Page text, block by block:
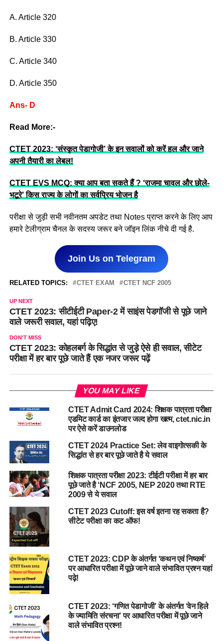
A. Article 320
B. Article 330
C. Article 340
D. Article 350
Ans- D
Read More:-
CTET 2023: ‘संस्कृत पेडागोजी’ के इन सवालों को करें हल और जाने
अपनी तैयारी का लेबल!
CTET EVS MCQ: क्या आप बता सकते हैं ? ‘राजमा चावल और छोले-
भटूरे’ किस राज्य के लोगों का सर्वप्रिय भोजन है
परीक्षा से जुड़ी सभी नवीनतम अपडेट तथा Notes प्राप्त करने के लिए आप
हमारे टेलीग्राम चैनल के सदस्य जरूर बने जॉइन लिंक नीचे दी गई है.
Join Us on Telegram
RELATED TOPICS: CTET EXAM CTET NCF 2005
UP NEXT
CTET 2023: सीटीईटी Paper-2 में साइंस पेडगॉजी से पूछे जाने
वाले जरूरी सवाल, यहां पढ़िए!
DON'T MISS
CTET 2023: कोहलबर्ग के सिद्धांत से जुड़े ऐसे ही सवाल, सीटेट
परीक्षा में हर बार पूछे जाते हैं एक नजर जरूर पढ़ें
YOU MAY LIKE
CTET Admit Card 2024: शिक्षक पात्रता परीक्षा
एडमिट कार्ड का इंतजार जल्द होगा खत्म, ctet.nic.in
पर ऐसे करें डाउनलोड
CTET 2024 Practice Set: लेव वाइगोत्सकी के
सिद्धांत से हर बार पूछे जाते है ये सवाल
शिक्षक पात्रता परीक्षा 2023: टीईटी परीक्षा में हर बार
पूछे जाते है ‘NCF 2005, NEP 2020 तथा RTE
2009 से ये सवाल
CTET 2023 Cutoff: इस वर्ष इतना रह सकता है?
सीटेट परीक्षा का कट ऑफ!
CTET 2023: CDP के अंतर्गत ‘कथन एवं निष्कर्ष’
पर आधारित परीक्षा में पूछे जाने वाले संभावित प्रश्न यहां
पढ़े!
CTET 2023: ‘गणित पेडागोजी’ के अंतर्गत ‘वेन हिले
के ज्यामिति संरचना’ पर आधारित परीक्षा में पूछे जाने
वाले संभावित प्रश्न!